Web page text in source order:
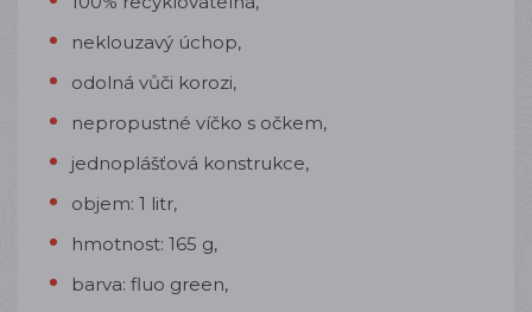
neklouzavý úchop,
odolná vůči korozi,
nepropustné víčko s očkem,
jednoplášťová konstrukce,
objem: 1 litr,
hmotnost: 165 g,
barva: fluo green,